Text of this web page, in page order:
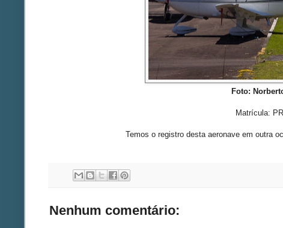
Foto:
Matrícula:
Temos o registro desta aeronave em outra
Nenhum comentário: